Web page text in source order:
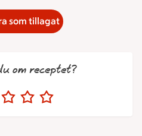
som tillagat
om receptet?